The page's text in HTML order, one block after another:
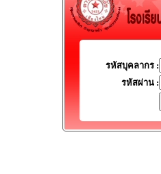
รหัสบุคลากร :
รหัสผ่าน :